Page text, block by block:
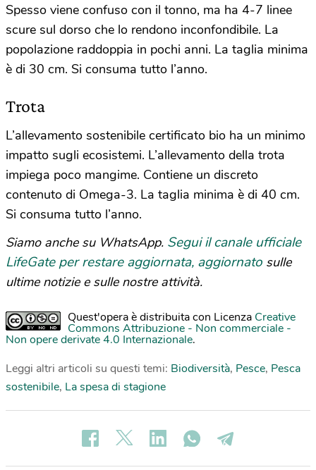
Spesso viene confuso con il tonno, ma ha 4-7 linee
scure sul dorso che lo rendono inconfondibile. La
popolazione raddoppia in pochi anni. La taglia minima
è di 30 cm. Si consuma tutto l’anno.
Trota
L’allevamento sostenibile certificato bio ha un minimo
impatto sugli ecosistemi. L’allevamento della trota
impiega poco mangime. Contiene un discreto
contenuto di Omega-3. La taglia minima è di 40 cm.
Si consuma tutto l’anno.
Siamo anche su WhatsApp. Segui il canale ufficiale
LifeGate per restare aggiornata, aggiornato sulle
ultime notizie e sulle nostre attività.
Quest'opera è distribuita con Licenza Creative
Commons Attribuzione - Non commerciale -
Non opere derivate 4.0 Internazionale.
Leggi altri articoli su questi temi: Biodiversità, Pesce, Pesca
sostenibile, La spesa di stagione